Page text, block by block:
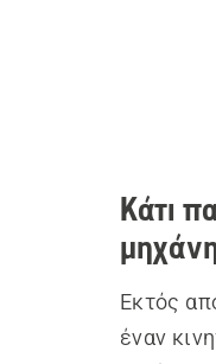
Κάτι
Εκτός
έναν